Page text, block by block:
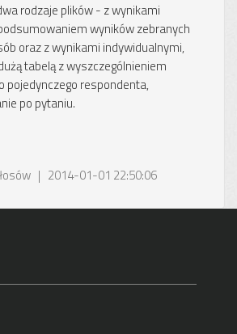
rodzaje plików - z wynikami
wyników zebranych
oraz z wynikami indywidualnymi,
tabelą z wyszczególnieniem
pojedynczego respondenta,
po pytaniu.
| 2014-01-01 22:50:06